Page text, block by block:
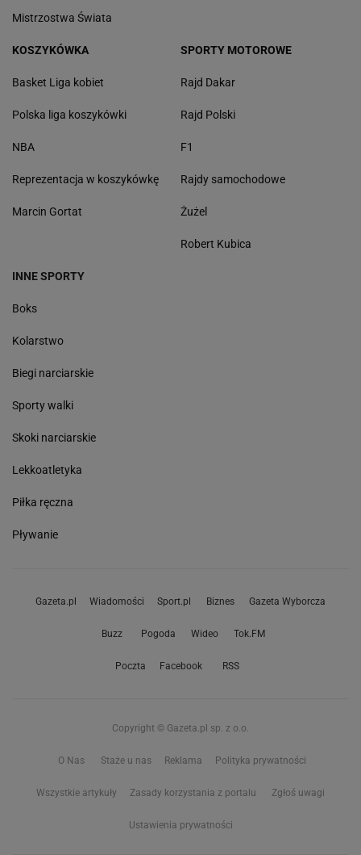
Mistrzostwa Świata
KOSZYKÓWKA
Basket Liga kobiet
Polska liga koszykówki
NBA
Reprezentacja w koszykówkę
Marcin Gortat
SPORTY MOTOROWE
Rajd Dakar
Rajd Polski
F1
Rajdy samochodowe
Żużel
Robert Kubica
INNE SPORTY
Boks
Kolarstwo
Biegi narciarskie
Sporty walki
Skoki narciarskie
Lekkoatletyka
Piłka ręczna
Pływanie
Gazeta.pl Wiadomości Sport.pl Biznes Gazeta Wyborcza
Buzz Pogoda Wideo Tok.FM
Poczta Facebook RSS
Copyright © Gazeta.pl sp. z o.o.
O Nas Staże u nas Reklama Polityka prywatności
Wszystkie artykuły Zasady korzystania z portalu Zgłoś uwagi
Ustawienia prywatności